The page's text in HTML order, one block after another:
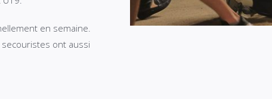
en semaine.
ont aussi